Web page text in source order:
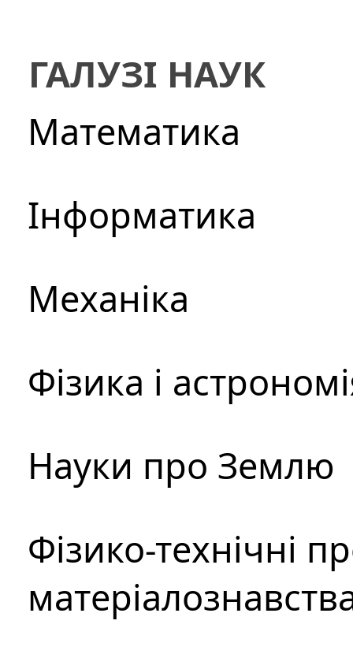
ГАЛУЗІ НАУК
Математика
Інформатика
Механіка
Фізика і
Науки про Землю
Фізико-технічні